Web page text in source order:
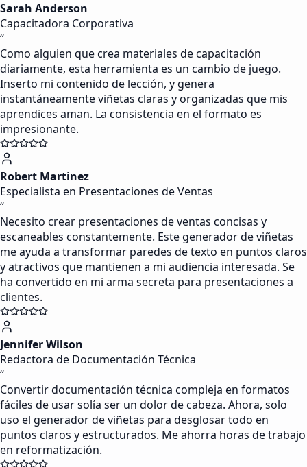
Sarah Anderson
Capacitadora Corporativa
“
Como alguien que crea materiales de capacitación
diariamente, esta herramienta es un cambio de juego.
Inserto mi contenido de lección, y genera
instantáneamente viñetas claras y organizadas que mis
aprendices aman. La consistencia en el formato es
impresionante.
Robert Martinez
Especialista en Presentaciones de Ventas
“
Necesito crear presentaciones de ventas concisas y
escaneables constantemente. Este generador de viñetas
me ayuda a transformar paredes de texto en puntos claros
y atractivos que mantienen a mi audiencia interesada. Se
ha convertido en mi arma secreta para presentaciones a
clientes.
Jennifer Wilson
Redactora de Documentación Técnica
“
Convertir documentación técnica compleja en formatos
fáciles de usar solía ser un dolor de cabeza. Ahora, solo
uso el generador de viñetas para desglosar todo en
puntos claros y estructurados. Me ahorra horas de trabajo
en reformatización.